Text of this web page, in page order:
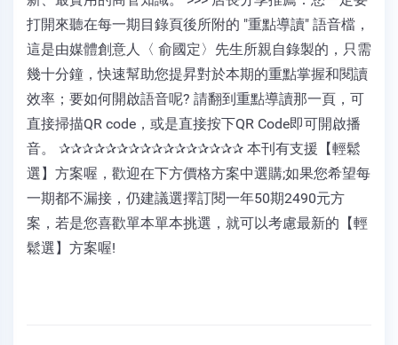
打開來聽在每一期目錄頁後所附的 "重點導讀" 語音檔，
這是由媒體創意人〈 俞國定〉先生所親自錄製的，只需
幾十分鐘，快速幫助您提昇對於本期的重點掌握和閱讀
效率；要如何開啟語音呢? 請翻到重點導讀那一頁，可
直接掃描QR code，或是直接按下QR Code即可開啟播
音。 ✰✰✰✰✰✰✰✰✰✰✰✰✰✰✰✰ 本刊有支援【輕鬆
選】方案喔，歡迎在下方價格方案中選購;如果您希望每
一期都不漏接，仍建議選擇訂閱一年50期2490元方
案，若是您喜歡單本單本挑選，就可以考慮最新的【輕
鬆選】方案喔!